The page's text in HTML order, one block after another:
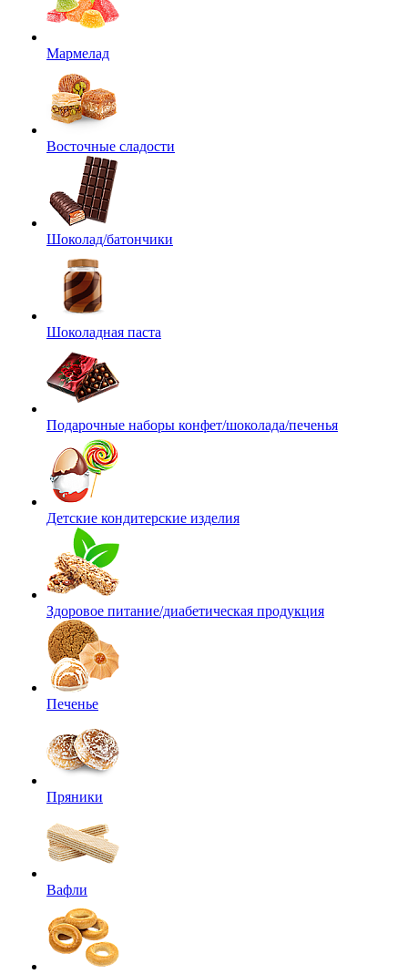
Мармелад
Восточные сладости
Шоколад/батончики
Шоколадная паста
Подарочные наборы конфет/шоколада/печенья
Детские кондитерские изделия
Здоровое питание/диабетическая продукция
Печенье
Пряники
Вафли